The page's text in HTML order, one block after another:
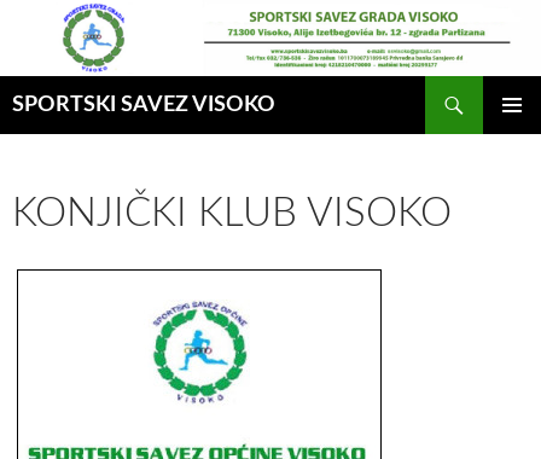
SPORTSKI SAVEZ VISOKO
KONJIČKI KLUB VISOKO